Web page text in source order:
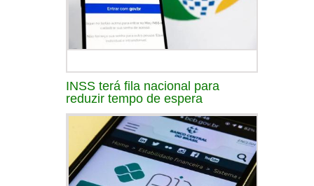
INSS terá fila nacional para
reduzir tempo de espera